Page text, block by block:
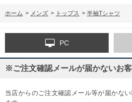
ホーム > メンズ > トップス > 半袖Tシャツ
PC
※ご注文確認メールが届かないお
当店からのご注文確認メール等が届かな